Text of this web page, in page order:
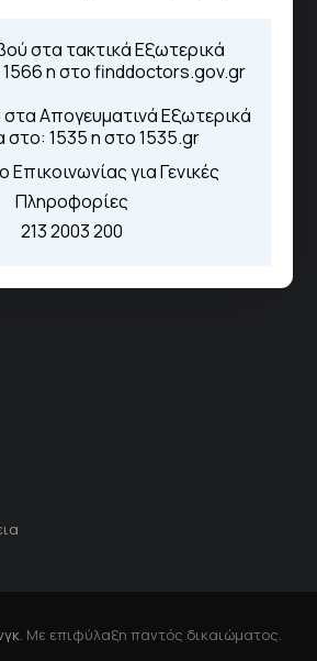
στα τακτικά Εξωτερικά
1566 η στο finddoctors.gov.gr
στα Απογευματινά Εξωτερικά
στο: 1535 η στο 1535.gr
για Γενικές
Πληροφορίες
213 2003 200
πρωτοβάθμιας και
. Με επιφύλαξη παντός δικαιώματος.